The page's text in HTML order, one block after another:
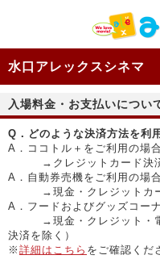
水口アレックスシネマ
入場料金・お支払いについ
Q．どのような決済方法を利
A．ココトル＋をご利用の場
→クレジットカード決
A．自動券売機をご利用の場
→現金・クレジットカー
A．フードおよびグッズコー
→現金・クレジット・電
決済を除く）
※ 詳細はこちら をご確認くだ